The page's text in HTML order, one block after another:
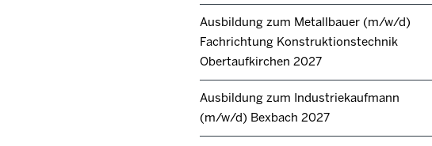
Ausbildung zum Metallbauer (m/w/d)
Fachrichtung Konstruktionstechnik
Obertaufkirchen 2027
Ausbildung zum Industriekaufmann
(m/w/d) Bexbach 2027